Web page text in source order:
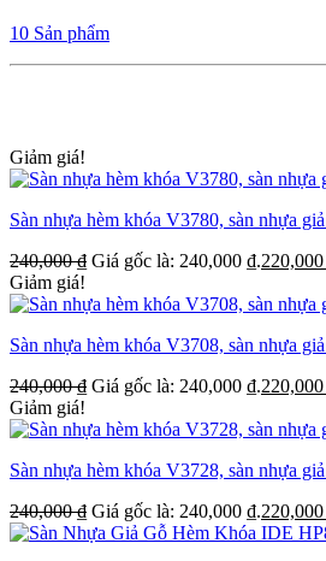
10 Sản phẩm
Giảm giá!
Sàn nhựa hèm khóa V3780, sàn nhựa
240,000₫ Giá gốc là: 240,000 ₫.220,000
Giảm giá!
Sàn nhựa hèm khóa V3708, sàn nhựa
240,000₫ Giá gốc là: 240,000 ₫.220,000
Giảm giá!
Sàn nhựa hèm khóa V3728, sàn nhựa
240,000₫ Giá gốc là: 240,000 ₫.220,000